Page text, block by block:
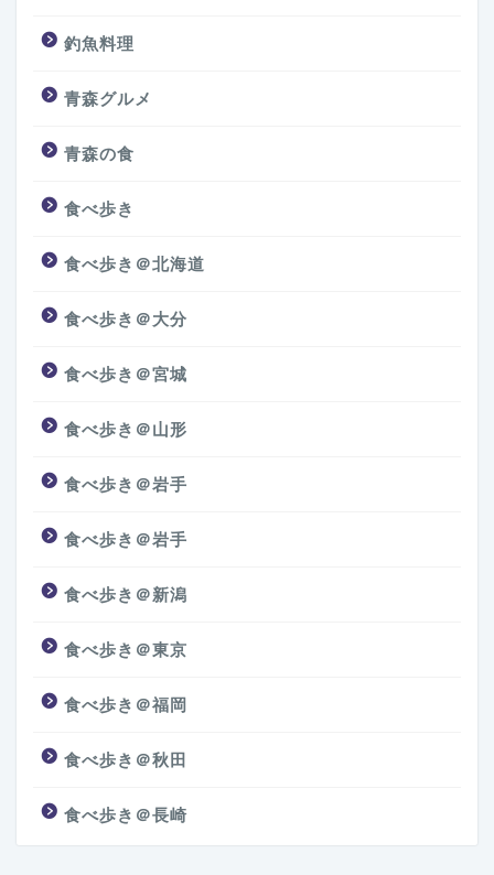
釣魚料理
青森グルメ
青森の食
食べ歩き
食べ歩き＠北海道
食べ歩き＠大分
食べ歩き＠宮城
食べ歩き＠山形
食べ歩き＠岩手
食べ歩き＠岩手
食べ歩き＠新潟
食べ歩き＠東京
食べ歩き＠福岡
食べ歩き＠秋田
食べ歩き＠長崎